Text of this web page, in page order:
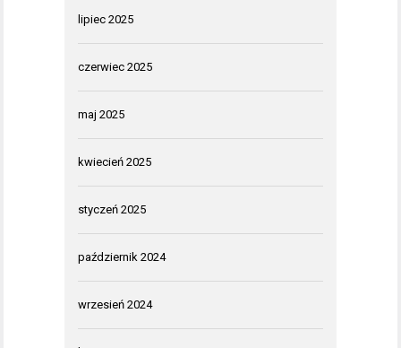
lipiec 2025
czerwiec 2025
maj 2025
kwiecień 2025
styczeń 2025
październik 2024
wrzesień 2024